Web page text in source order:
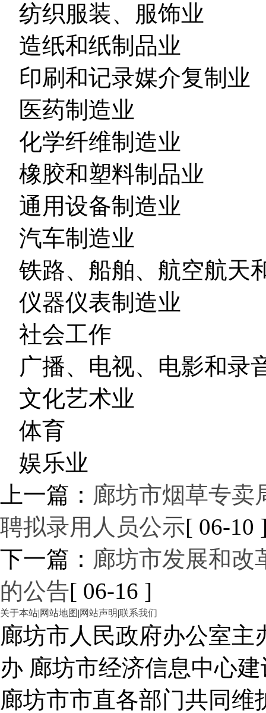
纺织服装、服饰业
造纸和纸制品业
印刷和记录媒介复制业
医药制造业
化学纤维制造业
橡胶和塑料制品业
通用设备制造业
汽车制造业
铁路、船舶、航空航天
仪器仪表制造业
社会工作
广播、电视、电影和录
文化艺术业
体育
娱乐业
上一篇： 廊坊市烟草专卖
聘拟录用人员公示[ 06-10
下一篇： 廊坊市发展和改
的公告[ 06-16 ]
关于本站|网站地图 |网站声明|联系我们
廊坊市人民政府办公室
办 廊坊市经济信息中心建
廊坊市市直各部门共同